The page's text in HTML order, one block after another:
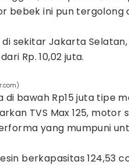
bebek ini pun tergolong
di sekitar Jakarta
Rp. 10,02 juta.
di bawah Rp15 juta tipe
TVS Max 125,
yang mumpuni
berkapasitas 124,53